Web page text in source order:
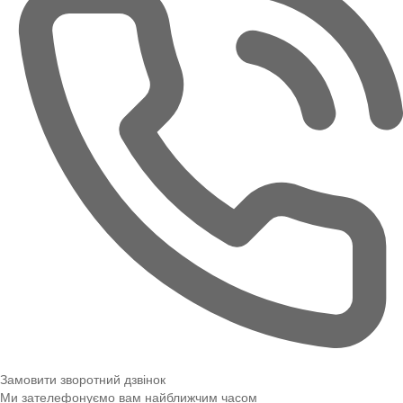
Замовити зворотний дзвінок
Ми зателефонуємо вам найближчим часом